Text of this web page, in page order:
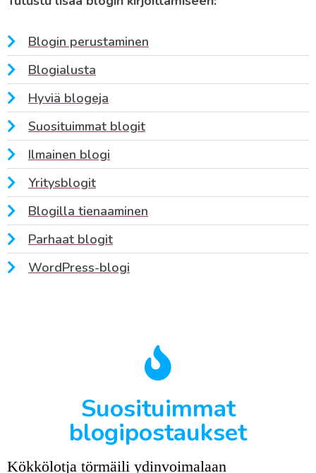
Blogin perustaminen
Blogialusta
Hyviä blogeja
Suosituimmat blogit
Ilmainen blogi
Yritysblogit
Blogilla tienaaminen
Parhaat blogit
WordPress-blogi
Suosituimmat
blogipostaukset
Kökkölotja törmäili ydinvoimalaan